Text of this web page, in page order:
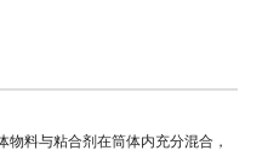
料与粘合剂在筒体内充分混合，